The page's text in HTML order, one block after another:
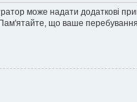
може надати додаткові
Пам'ятайте, що ваше